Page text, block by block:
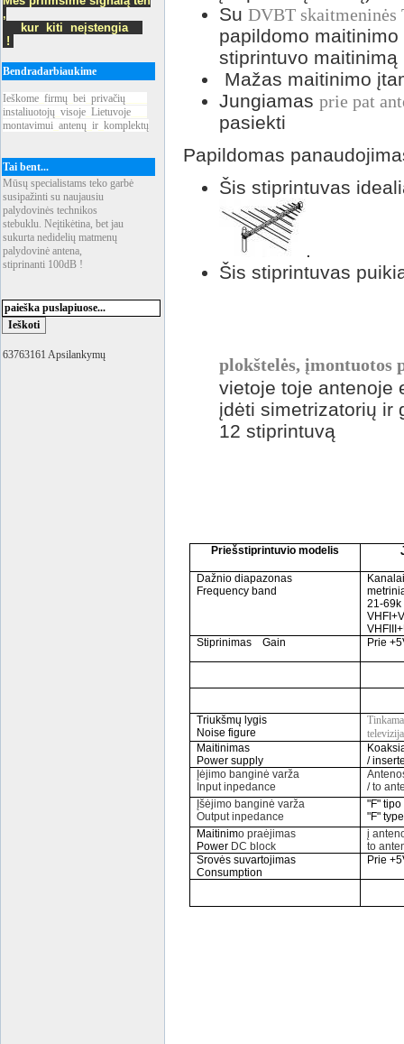
,
kur kiti neįstengia
!
Bendradarbiaukime
Ieškome firmų bei privačių
instaliuotojų visoje Lietuvoje
montavimui antenų ir komplektų
Tai bent...
Mūsų specialistams teko garbė
susipažinti su naujausiu
palydovinės technikos
stebuklu. Neįtikėtina, bet jau
sukurta nedidelių matmenų
palydovinė antena,
stiprinanti 100dB !
63763161 Apsilankymų
Su DVBT
papildomo
stiprintuvo
Mažas maitinimo
Jungiamas prie pat
pasiekti
Papildomas
Šis stiprintuvas
.
Šis stiprintuvas
plokštelės, įmontuotos
vietoje toje antenoje
įdėti simetrizatorių ir
12 stiprintuvą
Priešstiprintuvio modelis
Dažnio diapazonas
Frequency band
21-69k
Stiprinimas
Gain Prie
Triukšmų lygis
Noise figure
Maitinimas
Power supply
/
Įėjimo banginė varža
Input inpedance
/ to
Įšėjimo banginė varža
Output inpedance
"F"
"F"
Maitinimo praėjimas
Power DC block
į
to
Srovės suvartojimas
Consumption
Prie